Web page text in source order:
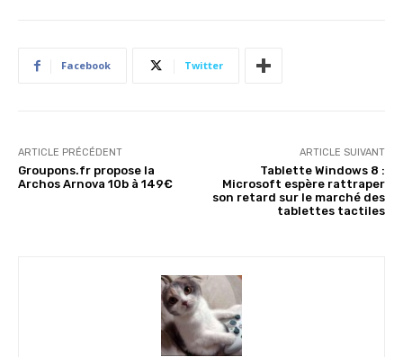
Facebook Twitter
ARTICLE PRÉCÉDENT
Groupons.fr propose la
Archos Arnova 10b à 149€
ARTICLE SUIVANT
Tablette Windows 8 :
Microsoft espère rattraper
son retard sur le marché des
tablettes tactiles